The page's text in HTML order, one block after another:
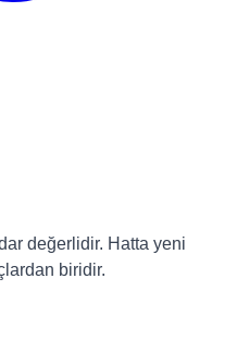
değerlidir. Hatta yeni
biridir.